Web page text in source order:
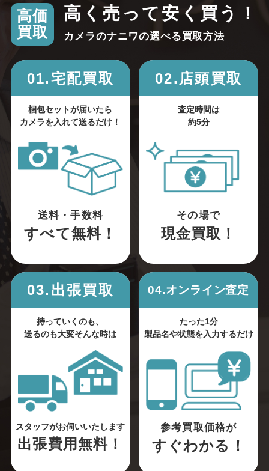
高価
買取
高く売って安く買う！
カメラのナニワの選べる買取方法
01.宅配買取
梱包セットが届いたら
カメラを入れて送るだけ！
送料・手数料
すべて無料！
02.店頭買取
査定時間は
約5分
その場で
現金買取！
03.出張買取
持っていくのも、
送るのも大変そんな時は
スタッフがお伺いいたします
出張費用無料！
04.オンライン査定
たった1分
製品名や状態を入力するだけ
参考買取価格が
すぐわかる！